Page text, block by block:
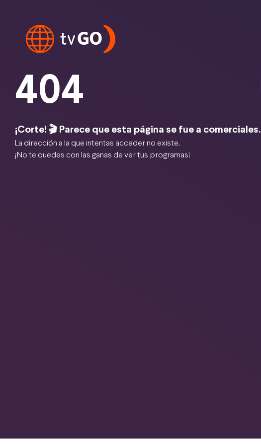
404
¡Corte! 🎬 Parece que esta página se fue a comerciales.
La dirección a la que intentas acceder no existe.
¡No te quedes con las ganas de ver tus programas!